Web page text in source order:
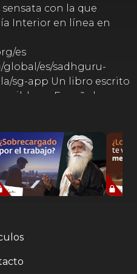
con la que
Interior en línea en
es
es/sadhguru-
sg-app Un libro escrito
en Español
al español.
si la traducción
un gran reto traducir la